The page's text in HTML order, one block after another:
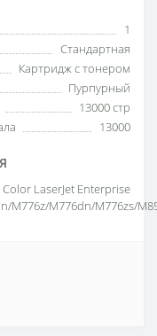
1
Стандартная
Картридж с тонером
Пурпурный
13000 стр
13000
Color LaserJet Enterprise
M776z/M776dn/M776zs/